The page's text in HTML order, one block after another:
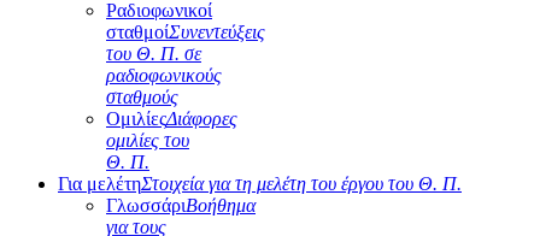
Ραδιοφωνικοί
σταθμοίΣυνεντεύξεις
του Θ. Π. σε
ραδιοφωνικούς
σταθμούς
ΟμιλίεςΔιάφορες
ομιλίες του
Θ. Π.
Για μελέτηΣτοιχεία για τη μελέτη του έργου του Θ. Π.
ΓλωσσάριΒοήθημα
για τους